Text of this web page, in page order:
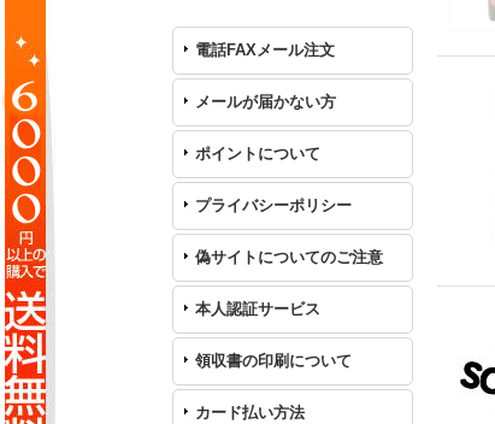
電話FAXメール注文
メールが届かない方
ポイントについて
プライバシーポリシー
偽サイトについてのご注意
本人認証サービス
領収書の印刷について
カード払い方法